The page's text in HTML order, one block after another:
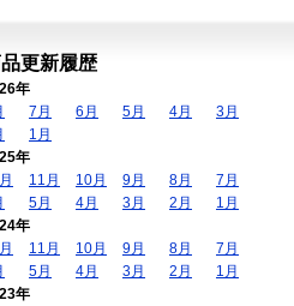
更新履歴
年
7月 6月 5月 4月
3月
1月
年
11月 10月 9月 8月
7月
5月 4月 3月 2月
1月
年
11月 10月 9月 8月
7月
5月 4月 3月 2月
1月
年